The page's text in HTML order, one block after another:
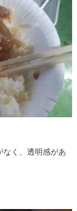
なく、透明感があ